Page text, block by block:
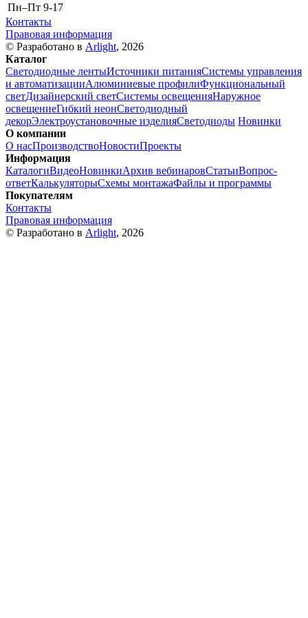
Пн–Пт 9-17
Контакты
Правовая информация
© Разработано в Arlight, 2026
Каталог
Светодиодные лентыИсточники питанияСистемы управления
и автоматизацииАлюминиевые профилиФункциональный
светДизайнерский светСистемы освещенияНаружное
освещениеГибкий неонСветодиодный
декорЭлектроустановочные изделияСветодиоды Новинки
О компании
О насПроизводствоНовостиПроекты
Информация
КаталогиВидеоНовинкиАрхив вебинаровСтатьиВопрос-
ответКалькуляторыСхемы монтажаФайлы и программы
Покупателям
Контакты
Правовая информация
© Разработано в Arlight, 2026